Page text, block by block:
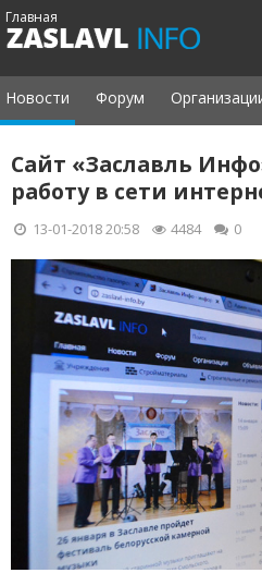
Главная
Новости Форум
Сайт «Заславль
работу в сети
13-01-2018 20:58 4484 0